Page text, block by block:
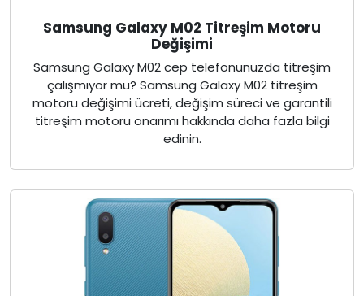
Samsung Galaxy M02 Titreşim Motoru
Değişimi
Samsung Galaxy M02 cep telefonunuzda titreşim
çalışmıyor mu? Samsung Galaxy M02 titreşim
motoru değişimi ücreti, değişim süreci ve garantili
titreşim motoru onarımı hakkında daha fazla bilgi
edinin.